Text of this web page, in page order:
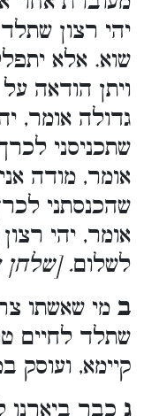
יהי רצון
שוא. אלא
ויתן הודאה
גדולה אומר,
שתכניסני
אומר, מודה
שהכנסתני
אומר, יהי
לשלום. [שלחן
ב מי שאשתו
שתלד לחיים
קיימא, ועוסק
ג כבר ביארנו